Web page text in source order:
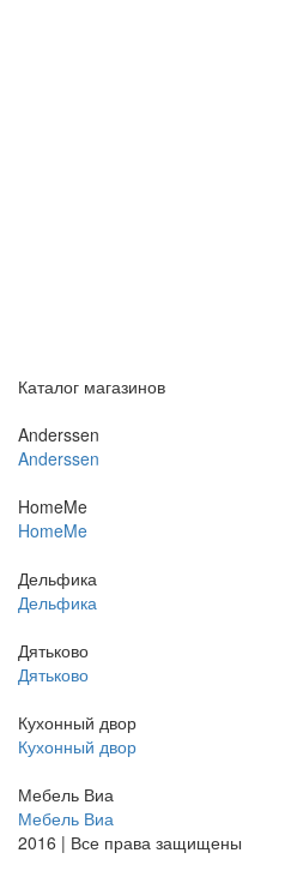
Каталог магазинов
Anderssen
Anderssen
HomeMe
HomeMe
Дельфика
Дельфика
Дятьково
Дятьково
Кухонный двор
Кухонный двор
Мебель Виа
Мебель Виа
2016 | Все права защищены